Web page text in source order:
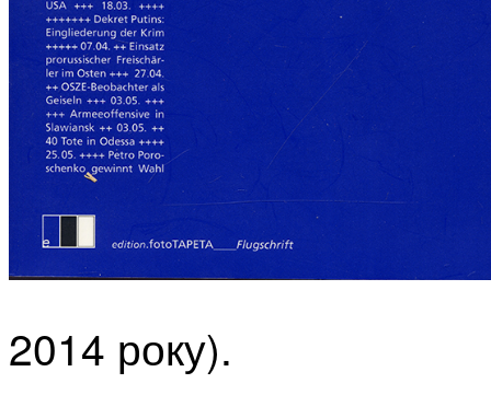
2014 року).